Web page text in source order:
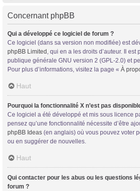
Concernant phpBB
Qui a développé ce logiciel de forum ?
Ce logiciel (dans sa version non modifiée) est
phpBB Limited, qui en a les droits d’auteur. Il
publique générale GNU version 2 (GPL-2.0) et
Pour plus d’informations, visitez la page « À
Haut
Pourquoi la fonctionnalité X n’est pas
Ce logiciel a été développé et mis sous licence
pensez qu’une fonctionnalité nécessite d’être
phpBB Ideas (en anglais) où vous pouvez voter
ou en suggérer de nouvelles.
Haut
Qui contacter pour les abus ou les questions
forum ?